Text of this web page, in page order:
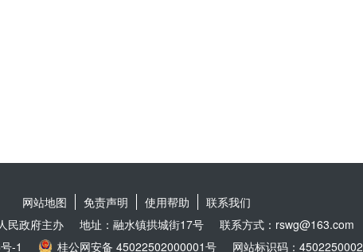
网站地图 免责声明 使用帮助
联系我们
民政府主办
地址：融水镇拱城街17号
联系方式：rswg@163.com
-1
桂公网安备 45022502000001号 网站标识码：4502250002